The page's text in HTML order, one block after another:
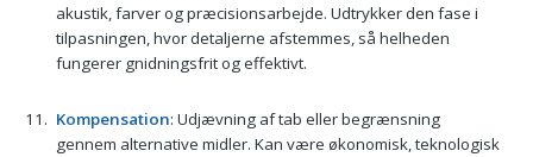
akustik, farver og præcisionsarbejde. Udtrykker den fase i
tilpasningen, hvor detaljerne afstemmes, så helheden
fungerer gnidningsfrit og effektivt.
Kompensation: Udjævning af tab eller begrænsning
gennem alternative midler. Kan være økonomisk, teknologisk